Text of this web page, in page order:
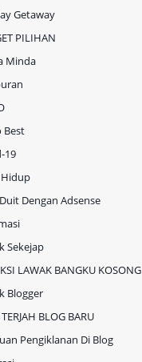
Getaway
PILIHAN
Minda
Best
19
Dengan Adsense
Sekejap
LAWAK BANGKU KOSONG
Blogger
BLOG BARU
Pengiklanan Di Blog